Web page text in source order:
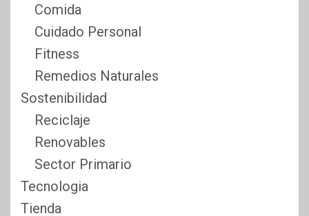
Comida
Cuidado Personal
Fitness
Remedios Naturales
Sostenibilidad
Reciclaje
Renovables
Sector Primario
Tecnologia
Tienda